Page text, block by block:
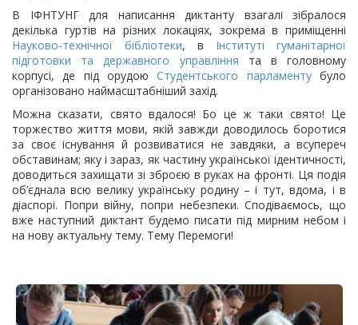
В ІФНТУНГ для написання диктанту взагалі зібралося
декілька гуртів на різних локаціях, зокрема в приміщенні
Науково-технічної бібліотеки, в Інституті гуманітарної
підготовки та державного управління та в головному
корпусі, де під орудоюСтудентського парламентубуло
організовано наймасштабніший захід.
Можна сказати, свято вдалося! Бо це ж таки свято! Це
торжество життя мови, якій завжди доводилось боротися
за своє існування й розвиватися не завдяки, а всупереч
обставинам; яку і зараз, як частину української ідентичності,
доводиться захищати зі зброєю в руках на фронті. Ця подія
об’єднала всю велику українську родину – і тут, вдома, і в
діаспорі. Попри війну, попри небезпеки. Сподіваємось, що
вже наступний диктант будемо писати під мирним небом і
на нову актуальну тему. Тему Перемоги!